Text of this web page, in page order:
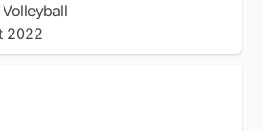
2022